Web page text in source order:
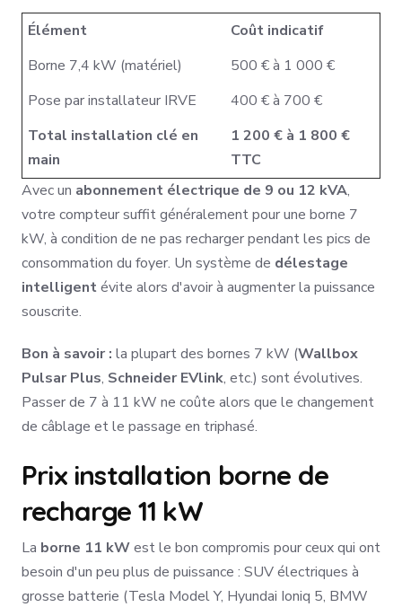
Élément
Coût indicatif
Borne 7,4 kW (matériel)
500 € à 1 000 €
Pose par installateur IRVE
400 € à 700 €
Total installation clé en
main
1 200 € à 1 800 €
TTC
Avec un abonnement électrique de 9 ou 12 kVA,
votre compteur suffit généralement pour une borne 7
kW, à condition de ne pas recharger pendant les pics de
consommation du foyer. Un système de délestage
intelligentévite alors d'avoir à augmenter la puissance
souscrite.
Bon à savoir : la plupart des bornes 7 kW (Wallbox
Pulsar Plus, Schneider EVlink, etc.) sont évolutives.
Passer de 7 à 11 kW ne coûte alors que le changement
de câblage et le passage en triphasé.
Prix installation borne de
recharge 11 kW
La borne 11 kWest le bon compromis pour ceux qui ont
besoin d'un peu plus de puissance : SUV électriques à
grosse batterie (Tesla Model Y, Hyundai Ioniq 5, BMW